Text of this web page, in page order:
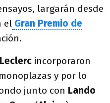
largarán desde
el Gran Premio de
Leclerc incorporaron
y por lo
junto con Lando